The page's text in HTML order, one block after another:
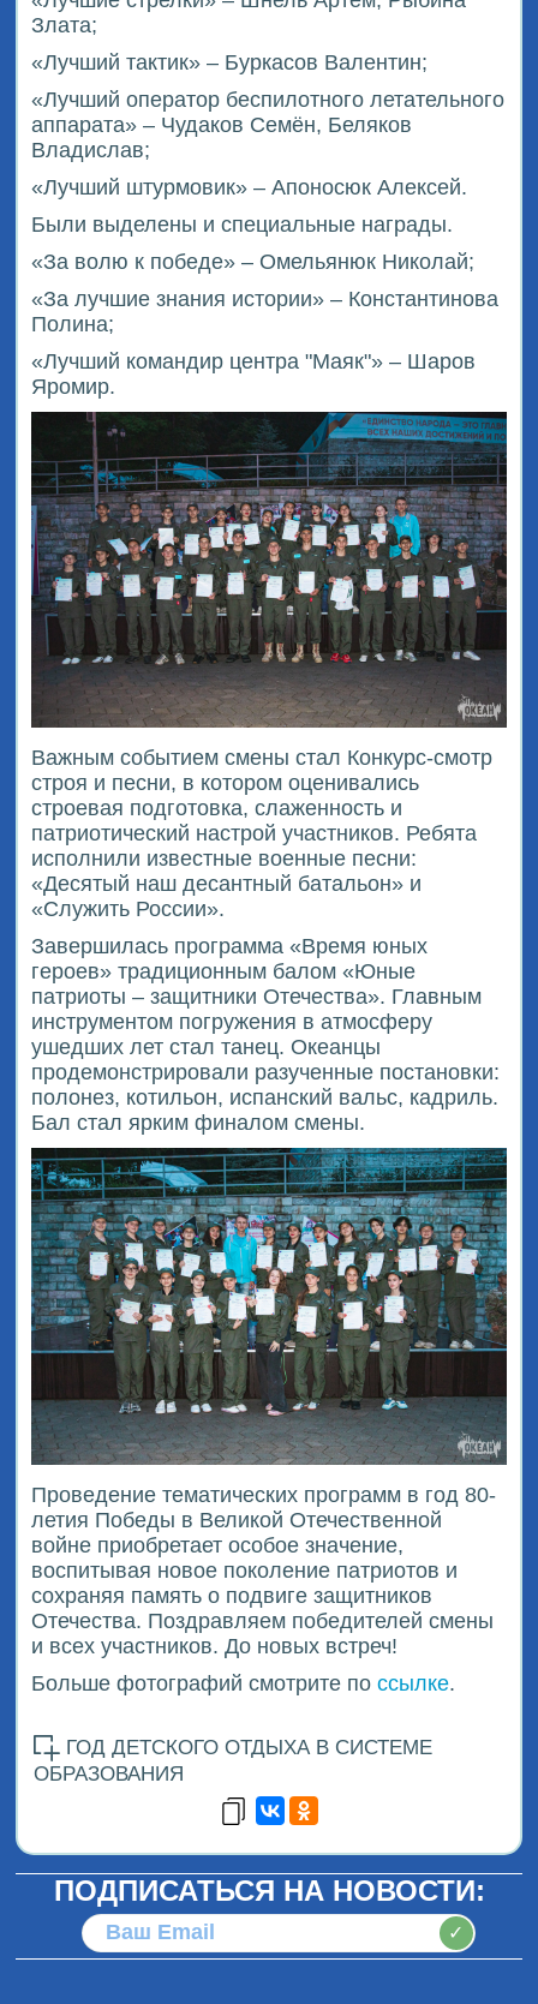
Злата;
«Лучший тактик» – Буркасов Валентин;
«Лучший оператор беспилотного летательного
аппарата» – Чудаков Семён, Беляков
Владислав;
«Лучший штурмовик» – Апоносюк Алексей.
Были выделены и специальные награды.
«За волю к победе» – Омельянюк Николай;
«За лучшие знания истории» – Константинова
Полина;
«Лучший командир центра "Маяк"» – Шаров
Яромир.
Важным событием смены стал Конкурс-смотр
строя и песни, в котором оценивались
строевая подготовка, слаженность и
патриотический настрой участников. Ребята
исполнили известные военные песни:
«Десятый наш десантный батальон» и
«Служить России».
Завершилась программа «Время юных
героев» традиционным балом «Юные
патриоты – защитники Отечества». Главным
инструментом погружения в атмосферу
ушедших лет стал танец. Океанцы
продемонстрировали разученные постановки:
полонез, котильон, испанский вальс, кадриль.
Бал стал ярким финалом смены.
Проведение тематических программ в год 80-
летия Победы в Великой Отечественной
войне приобретает особое значение,
воспитывая новое поколение патриотов и
сохраняя память о подвиге защитников
Отечества. Поздравляем победителей смены
и всех участников. До новых встреч!
Больше фотографий смотрите поссылке.
ГОД ДЕТСКОГО ОТДЫХА В СИСТЕМЕ
ОБРАЗОВАНИЯ
ПОДПИСАТЬСЯ НА НОВОСТИ:
✓